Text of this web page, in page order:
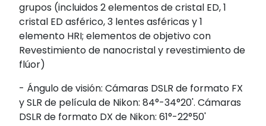
grupos (incluidos 2 elementos de cristal ED, 1
cristal ED asférico, 3 lentes asféricas y 1
elemento HRI; elementos de objetivo con
Revestimiento de nanocristal y revestimiento de
flúor)
- Ángulo de visión: Cámaras DSLR de formato FX
y SLR de película de Nikon: 84°-34°20'. Cámaras
DSLR de formato DX de Nikon: 61°-22°50'